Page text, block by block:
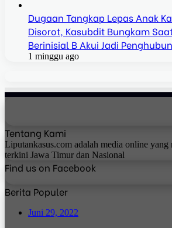
Dugaan Tangkap Lepas Anak
Disorot, Kasubdit Bungkam
Berinisial B Akui Jadi
1 minggu ago
Tentang Kami
Liputankasus.com adalah media online yang
terkini Jawa Timur dan Nasional
Find us on Facebook
Berita Populer
Juni 29, 2022